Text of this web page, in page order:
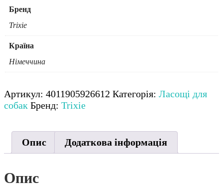
Бренд
Trixie
Країна
Німеччина
Артикул: 4011905926612 Категорія: Ласощі для
собак Бренд: Trixie
Опис Додаткова інформація
Опис